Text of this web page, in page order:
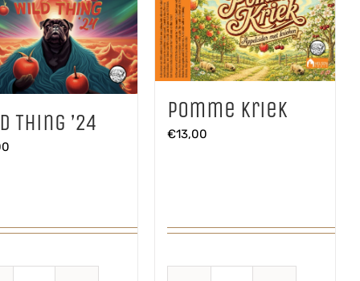
Thing ’24 Pomme Kriek
€13,00